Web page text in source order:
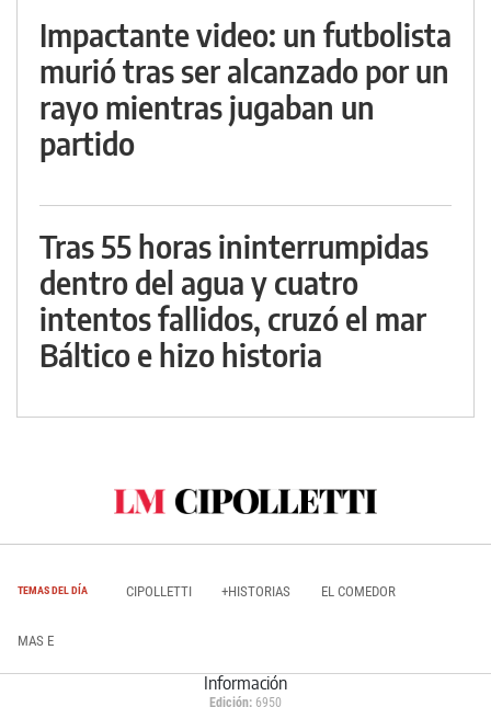
Impactante video: un futbolista
murió tras ser alcanzado por un
rayo mientras jugaban un
partido
Tras 55 horas ininterrumpidas
dentro del agua y cuatro
intentos fallidos, cruzó el mar
Báltico e hizo historia
TEMAS DEL DÍA CIPOLLETTI +HISTORIAS EL COMEDOR
MAS E
Información
Edición: 6950